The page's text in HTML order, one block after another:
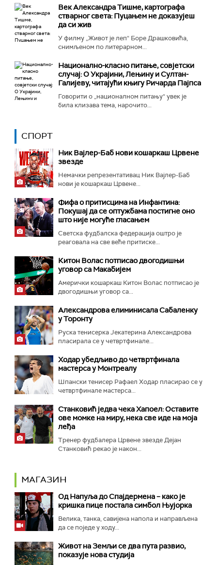
Век Александра Тишме, картографа
стварног света: Пуцањем не доказујеш
да си жив
У филму „Живот је леп“ Боре Драшковића,
снимљеном по литерарном...
Национално-класнo питање, совјетски
случај: О Украјини, Лењину и Султан-
Галијеву, читајући књигу Ричарда Пајпса
Говорити о „националном питању“ увек је
била клизава тема, нарочито...
СПОРТ
Ник Вајлер-Баб нови кошаркаш Црвене
звезде
Немачки репрезентативац Ник Вајлер-Баб
нови је кошаркаш Црвене...
Фифа о притисцима на Инфантина:
Покушај да се оптужбама постигне оно
што није могуће гласањем
Светска фудбалска федерација оштро је
реаговала на све веће притиске...
Китон Волас потписао двогодишњи
уговор са Макабијем
Амерички кошаркаш Китон Волас потписао је
двогодишњи уговор са...
Александрова елиминисала Сабаленку
у Торонту
Руска тенисерка Јекатерина Александрова
пласирала се у четвртфинале...
Ходар убедљиво до четвртфинала
мастерса у Монтреалу
Шпански тенисер Рафаел Ходар пласирао се у
четвртфинале мастерса...
Станковић једва чека Хапоел: Оставите
ове момке на миру, нека све иде на моја
леђа
Тренер фудбалера Црвене звезде Дејан
Станковић рекао је након...
МАГАЗИН
Од Напуља до Спајдермена – како је
кришка пице постала симбол Њујорка
Велика, танка, савијена напола и направљена
да се поједе у ходу...
Живот на Земљи се два пута развио,
показује нова студија